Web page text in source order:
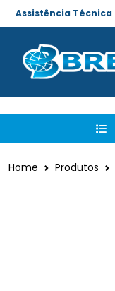
Assistência Técnica
Home Produtos